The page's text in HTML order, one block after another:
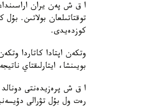
ا ق ش پەن يران
كوزدەيدى.
وتكەن اپتادا كاتاردا
بويىنشا، ايتارلىقتاي
ا ق ش پرەزيدەنتى دونالد
رەت ول بۇل تۋرالى